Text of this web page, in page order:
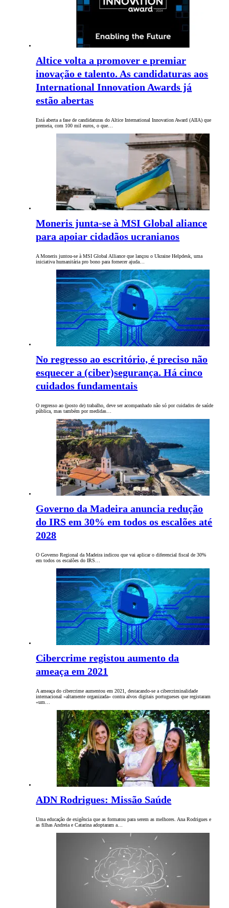
Altice volta a promover e premiar
inovação e talento. As candidaturas aos
International Innovation Awards já
estão abertas
Está aberta a fase de candidaturas do Altice International Innovation Award (AIIA) que
premeia, com 100 mil euros, o que…
Moneris junta-se à MSI Global aliance
para apoiar cidadãos ucranianos
A Moneris juntou-se à MSI Global Alliance que lançou o Ukraine Helpdesk, uma
iniciativa humanitária pro bono para fornecer ajuda…
No regresso ao escritório, é preciso não
esquecer a (ciber)segurança. Há cinco
cuidados fundamentais
O regresso ao (posto de) trabalho, deve ser acompanhado não só por cuidados de saúde
pública, mas também por medidas…
Governo da Madeira anuncia redução
do IRS em 30% em todos os escalões até
2028
O Governo Regional da Madeira indicou que vai aplicar o diferencial fiscal de 30%
em todos os escalões do IRS…
Cibercrime registou aumento da
ameaça em 2021
A ameaça do cibercrime aumentou em 2021, destacando-se a cibercriminalidade
internacional «altamente organizada» contra alvos digitais portugueses que registaram
«um…
ADN Rodrigues: Missão Saúde
Uma educação de exigência que as formatou para serem as melhores. Ana Rodrigues e
as filhas Andreia e Catarina adoptaram a…